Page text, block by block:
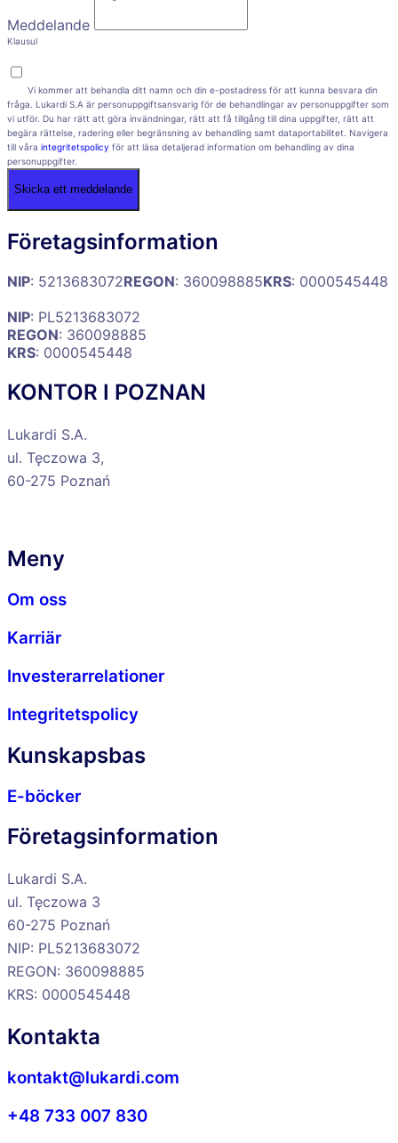
Meddelande
Klausul
Vi kommer att behandla ditt namn och din e-postadress för att kunna besvara din
fråga. Lukardi S.A är personuppgiftsansvarig för de behandlingar av personuppgifter som
vi utför. Du har rätt att göra invändningar, rätt att få tillgång till dina uppgifter, rätt att
begära rättelse, radering eller begränsning av behandling samt dataportabilitet. Navigera
till våra integritetspolicy för att läsa detaljerad information om behandling av dina
personuppgifter.
Skicka ett meddelande
Företagsinformation
NIP: 5213683072REGON: 360098885KRS: 0000545448
NIP: PL5213683072
REGON: 360098885
KRS: 0000545448
KONTOR I POZNAN
Lukardi S.A.
ul. Tęczowa 3,
60-275 Poznań
Meny
Om oss
Karriär
Investerarrelationer
Integritetspolicy
Kunskapsbas
E-böcker
Företagsinformation
Lukardi S.A.
ul. Tęczowa 3
60-275 Poznań
NIP: PL5213683072
REGON: 360098885
KRS: 0000545448
Kontakta
kontakt@lukardi.com
+48 733 007 830